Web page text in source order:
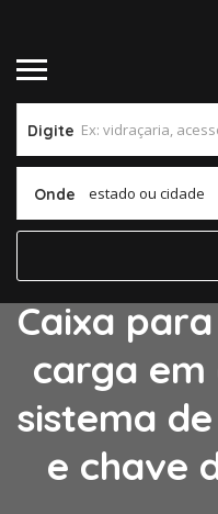
Digite
Onde estado ou cidade
Caixa
carga em
sistema
e chave